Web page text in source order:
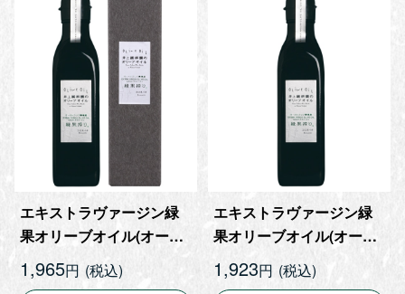
エキストラヴァージン緑
果オリーブオイル(オース
トラリア農場産) 180g
1,965円
エキストラヴァージン緑
果オリーブオイル(オース
トラリア農場産) 180g（箱
なし）
1,923円